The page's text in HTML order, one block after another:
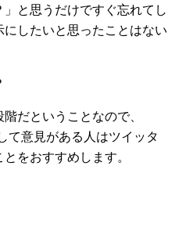
と思うだけですぐ忘れてし
したいと思ったことはない
だということなので、
意見がある人はツイッタ
をおすすめします。